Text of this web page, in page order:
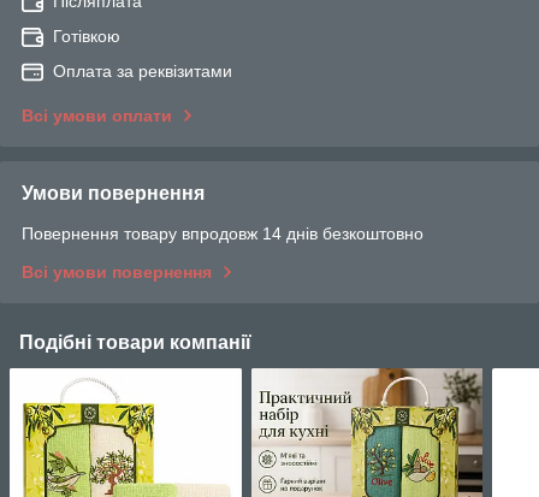
Готівкою
Оплата за реквізитами
Всі умови оплати
Умови повернення
Повернення товару впродовж 14 днів безкоштовно
Всі умови повернення
Подібні товари компанії